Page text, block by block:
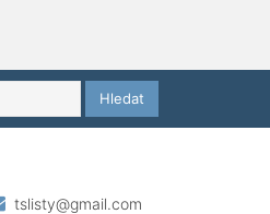
Hledat
tslisty@gmail.com